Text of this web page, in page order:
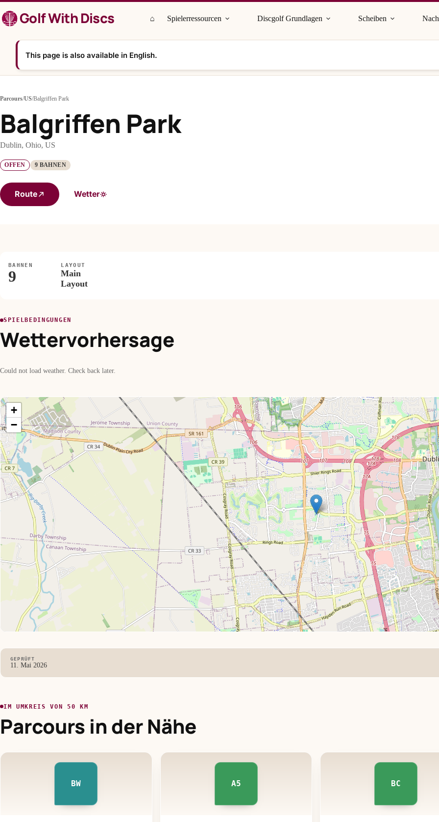
Inhalt
springenGolf With Discs ⌂ Spielerressourcen Discgolf Grundlagen Scheiben
This page is also available in English.
Parcours/US/Balgriffen Park
Balgriffen Park
Dublin, Ohio, US
OFFEN 9 BAHNEN
Route Wetter
BAHNEN
9
LAYOUT
Main
Layout
SPIELBEDINGUNGEN
Wettervorhersage
Could not load weather. Check back later.
+
−
GEPRÜFT
11. Mai 2026
IM UMKREIS VON 50 KM
Parcours in der Nähe
BW A5 BC